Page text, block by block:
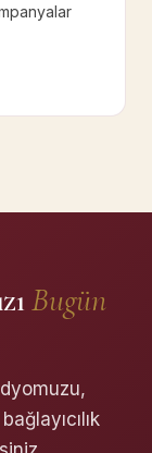
Bugün